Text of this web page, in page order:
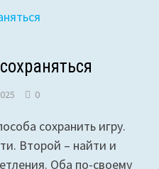
0
сохранить игру.
Второй – найти и
Оба по-своему